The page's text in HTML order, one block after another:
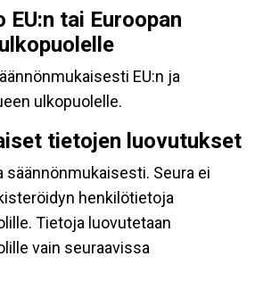
tai Euroopan
EU:n ja
ulkopuolelle.
tietojen luovutukset
Seura ei
henkilötietoja
Tietoja luovutetaan
vain seuraavissa